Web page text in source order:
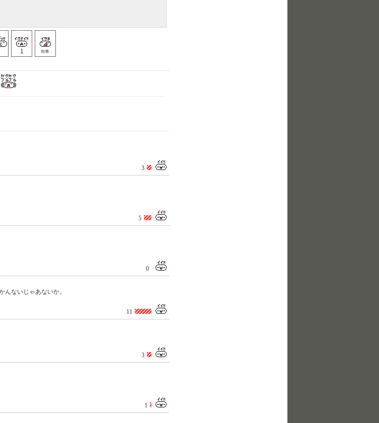
1 削希
3
5
0
んないじゃあないか。
11
3
1